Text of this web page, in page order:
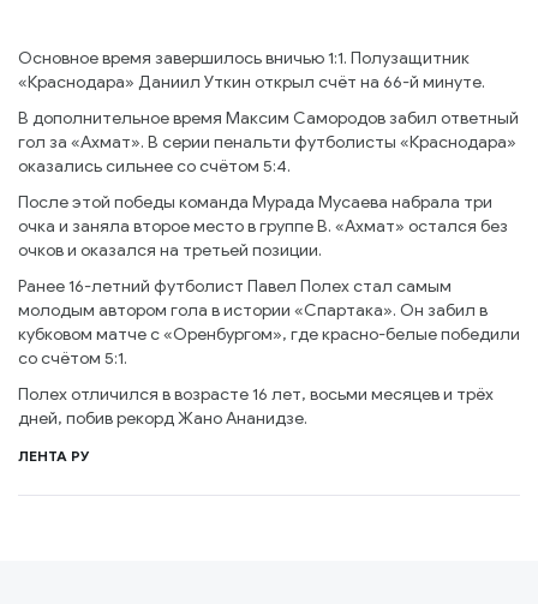
Основное время завершилось вничью 1:1. Полузащитник
«Краснодара» Даниил Уткин открыл счёт на 66-й минуте.
В дополнительное время Максим Самородов забил ответный
гол за «Ахмат». В серии пенальти футболисты «Краснодара»
оказались сильнее со счётом 5:4.
После этой победы команда Мурада Мусаева набрала три
очка и заняла второе место в группе В. «Ахмат» остался без
очков и оказался на третьей позиции.
Ранее 16-летний футболист Павел Полех стал самым
молодым автором гола в истории «Спартака». Он забил в
кубковом матче с «Оренбургом», где красно-белые победили
со счётом 5:1.
Полех отличился в возрасте 16 лет, восьми месяцев и трёх
дней, побив рекорд Жано Ананидзе.
ЛЕНТА РУ